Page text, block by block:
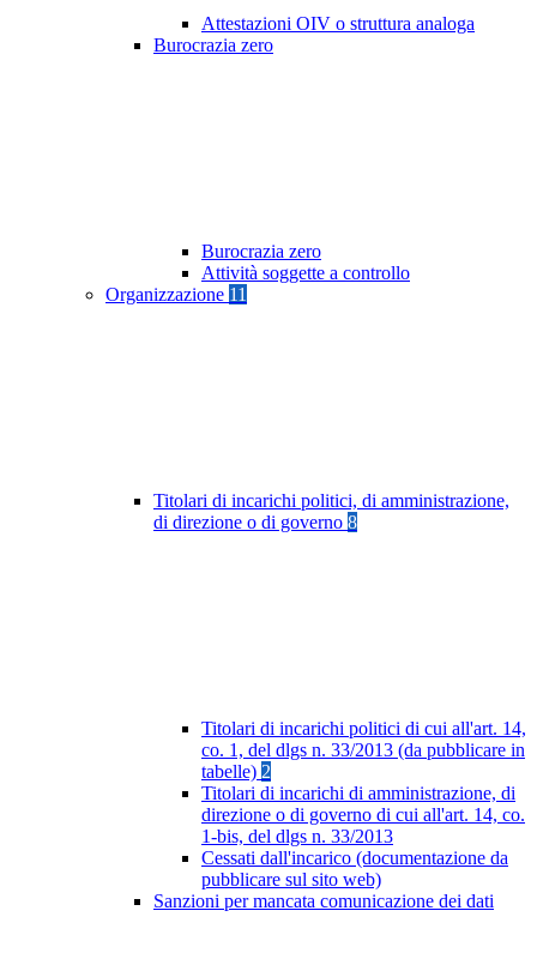
Attestazioni OIV o struttura analoga
Burocrazia zero
Burocrazia zero
Attività soggette a controllo
Organizzazione 11
Titolari di incarichi politici, di amministrazione,
di direzione o di governo 8
Titolari di incarichi politici di cui all'art. 14,
co. 1, del dlgs n. 33/2013 (da pubblicare in
tabelle) 2
Titolari di incarichi di amministrazione, di
direzione o di governo di cui all'art. 14, co.
1-bis, del dlgs n. 33/2013
Cessati dall'incarico (documentazione da
pubblicare sul sito web)
Sanzioni per mancata comunicazione dei dati